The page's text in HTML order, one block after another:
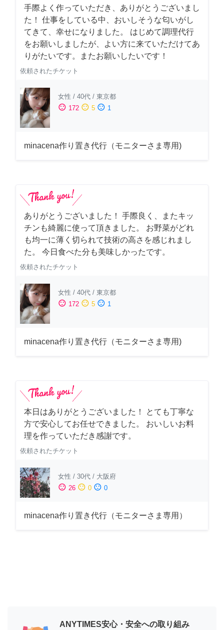
手際よく作っていただき、ありがとうございまし
た！ 仕事をしている中、おいしそうな匂いがし
てきて、幸せになりました。 はじめて調理代行
をお願いしましたが、よい方に来ていただけてあ
りがたいです。またお願いしたいです！
依頼されたチケット
女性 / 40代 / 東京都
sentiment_satisfied 172 sentiment_neutral 5 sentiment_dissatisfied 1
minacena作り置き代行（モニターさま専用)
ありがとうございました！ 手際良く、またキッ
チンも綺麗に使って頂きました。 お野菜がどれ
も均一に薄く切られて技術の高さを感じれまし
た。 今日食べた分も美味しかったです。
依頼されたチケット
女性 / 40代 / 東京都
sentiment_satisfied 172 sentiment_neutral 5 sentiment_dissatisfied 1
minacena作り置き代行（モニターさま専用)
本日はありがとうございました！ とても丁寧な
方で安心してお任せできました。 おいしいお料
理を作っていただき感謝です。
依頼されたチケット
女性 / 30代 / 大阪府
sentiment_satisfied 26 sentiment_neutral 0 sentiment_dissatisfied 0
minacena作り置き代行（モニターさま専用）
ANYTIMES安心・安全への取り組み